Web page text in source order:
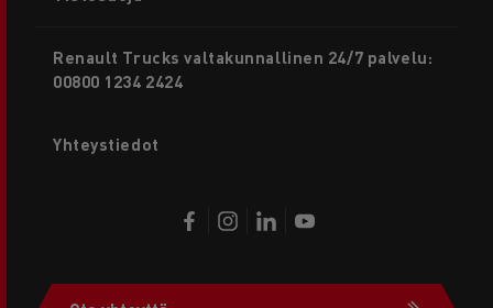
Renault Trucks valtakunnallinen 24/7 palvelu:
00800 1234 2424
Yhteystiedot